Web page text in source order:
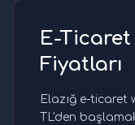
E-Ticaret
Fiyatları
Elazığ e-ticaret
TL'den